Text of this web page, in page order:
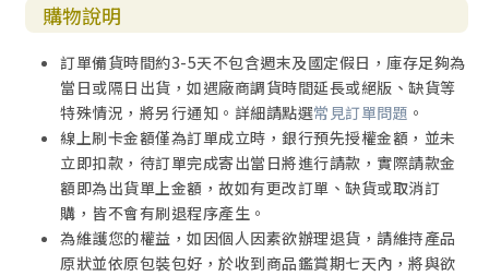
購物說明
訂單備貨時間約3-5天不包含週末及國定假日，庫存足夠為
當日或隔日出貨，如遇廠商調貨時間延長或絕版、缺貨等
特殊情況，將另行通知。詳細請點選常見訂單問題 。
線上刷卡金額僅為訂單成立時，銀行預先授權金額，並未
立即扣款，待訂單完成寄出當日將進行請款，實際請款金
額即為出貨單上金額，故如有更改訂單、缺貨或取消訂
購，皆不會有刷退程序產生。
為維護您的權益，如因個人因素欲辦理退貨，請維持產品
原狀並依原包裝包好，於收到商品鑑賞期七天內，將與欲